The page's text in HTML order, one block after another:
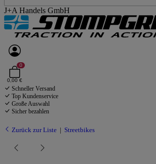
J+A Handels GmbH
0
0,00 €
Schneller Versand
Top Kundenservice
Große Auswahl
Sicher bezahlen
Zurück zur Liste Streetbikes